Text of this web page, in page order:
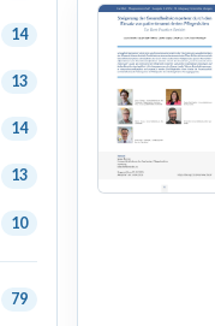
14
13
14
13
10
79